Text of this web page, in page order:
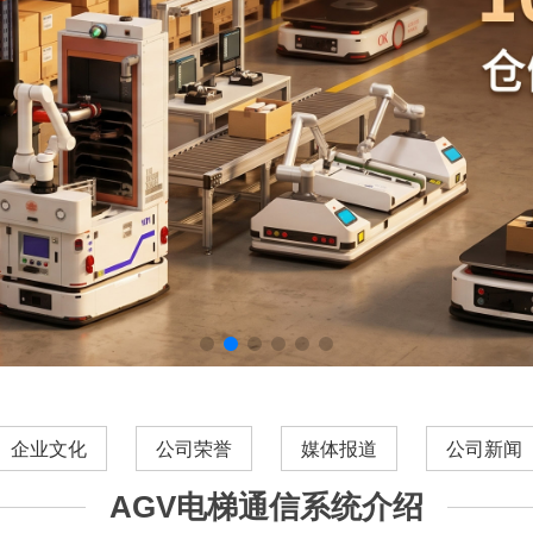
企业文化 公司荣誉 媒体报道 公司新闻
AGV电梯通信系统介绍